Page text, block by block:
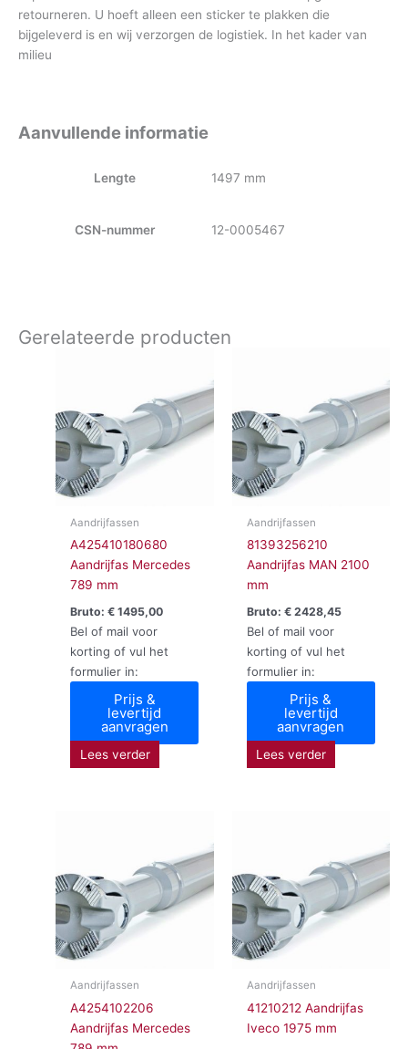
retourneren. U hoeft alleen een sticker te plakken die
bijgeleverd is en wij verzorgen de logistiek. In het kader van
milieu
Aanvullende informatie
Lengte 1497 mm
CSN-nummer 12-0005467
Gerelateerde producten
Aandrijfassen
A425410180680
Aandrijfas Mercedes
789 mm
Bruto:€ 1495,00
Bel of mail voor
korting of vul het
formulier in:
Prijs &
levertijd
aanvragen
Lees verder
Aandrijfassen
81393256210
Aandrijfas MAN 2100
mm
Bruto: €2428,45
Bel of mail voor
korting of vul het
formulier in:
Prijs &
levertijd
aanvragen
Lees verder
Aandrijfassen
A4254102206
Aandrijfas Mercedes
Aandrijfassen
41210212 Aandrijfas
Iveco 1975 mm